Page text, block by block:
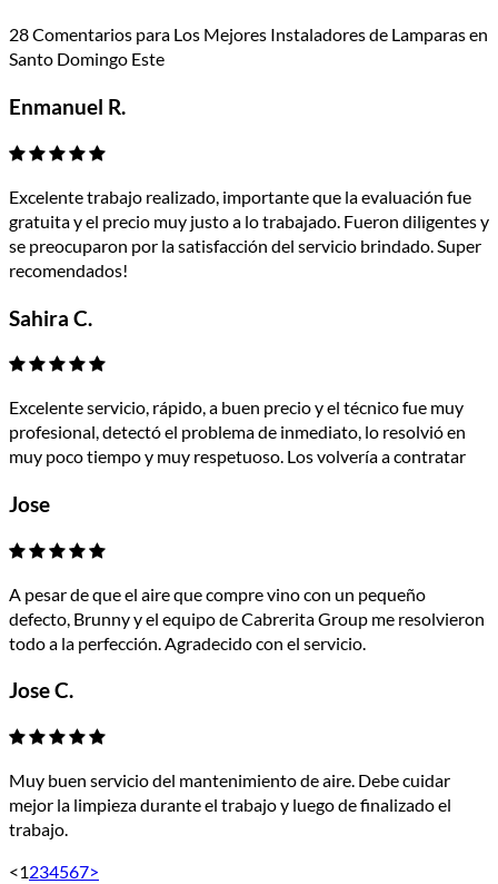
28 Comentarios para Los Mejores Instaladores de Lamparas en
Santo Domingo Este
Enmanuel R.
Excelente trabajo realizado, importante que la evaluación fue
gratuita y el precio muy justo a lo trabajado. Fueron diligentes y
se preocuparon por la satisfacción del servicio brindado. Super
recomendados!
Sahira C.
Excelente servicio, rápido, a buen precio y el técnico fue muy
profesional, detectó el problema de inmediato, lo resolvió en
muy poco tiempo y muy respetuoso. Los volvería a contratar
Jose
A pesar de que el aire que compre vino con un pequeño
defecto, Brunny y el equipo de Cabrerita Group me resolvieron
todo a la perfección. Agradecido con el servicio.
Jose C.
Muy buen servicio del mantenimiento de aire. Debe cuidar
mejor la limpieza durante el trabajo y luego de finalizado el
trabajo.
<1234567>